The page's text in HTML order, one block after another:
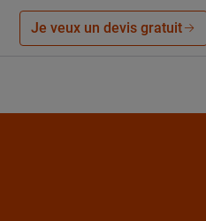
Je veux un devis gratuit